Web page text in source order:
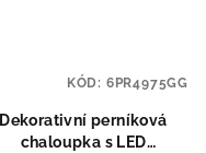
Dekorativní perníková
chaloupka s LED
KÓD: 6PR4975GG